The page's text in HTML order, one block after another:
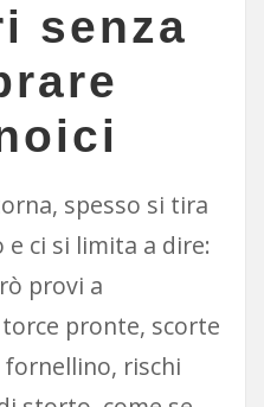
senza
spesso si tira
ci si limita a dire:
provi a
pronte, scorte
fornellino, rischi